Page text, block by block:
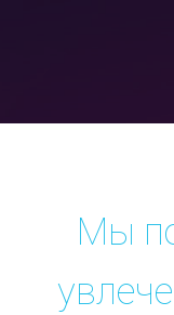
Мы